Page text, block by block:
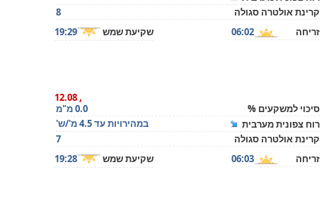
קרינת אולטרה סגולה
8
זריחה
06:02 שקיעת שמש 19:29
, 12.08
סיכוי למשקעים %
0.0 מ"מ
רוח צפונית מערבית
במהירויות עד 4.5 מ'/ש'
קרינת אולטרה סגולה
7
זריחה
06:03 שקיעת שמש 19:28